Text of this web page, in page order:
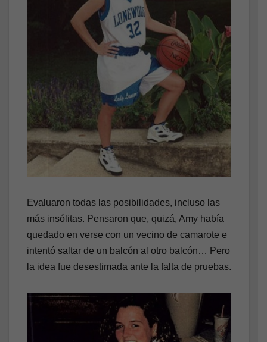
Evaluaron todas las posibilidades, incluso las
más insólitas. Pensaron que, quizá, Amy había
quedado en verse con un vecino de camarote e
intentó saltar de un balcón al otro balcón… Pero
la idea fue desestimada ante la falta de pruebas.